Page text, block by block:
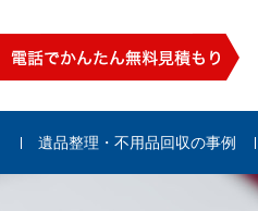
遺品整理・不用品回収の事例